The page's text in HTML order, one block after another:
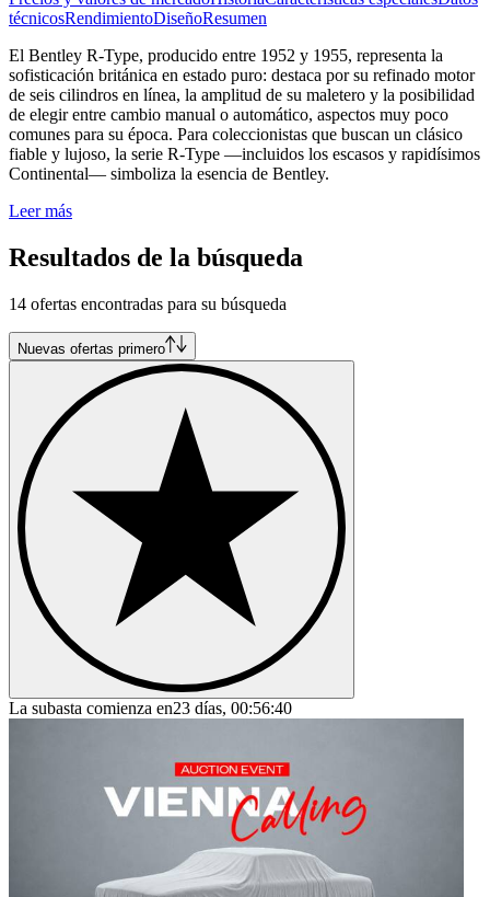
técnicosRendimientoDiseñoResumen
El Bentley R-Type, producido entre 1952 y 1955, representa la
sofisticación británica en estado puro: destaca por su refinado motor
de seis cilindros en línea, la amplitud de su maletero y la posibilidad
de elegir entre cambio manual o automático, aspectos muy poco
comunes para su época. Para coleccionistas que buscan un clásico
fiable y lujoso, la serie R-Type —incluidos los escasos y rapidísimos
Continental— simboliza la esencia de Bentley.
Leer más
Resultados de la búsqueda
14 ofertas encontradas para su búsqueda
Nuevas ofertas primero
La subasta comienza en23 días, 00:56:40